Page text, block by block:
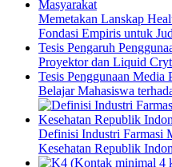
Memetakan Lanskap
Fondasi Empiris untuk
Tesis Pengaruh
Proyektor dan Liquid
Tesis Penggunaan Media
Belajar Mahasiswa
Definisi Industri Farmasi
Kesehatan Republik